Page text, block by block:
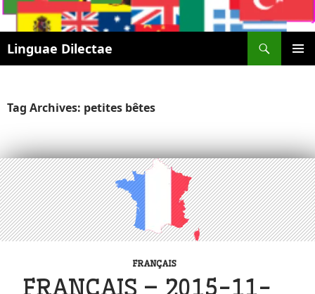
Linguae Dilectae
SKIP
Tag Archives: petites bêtes
FRANÇAIS
FRANÇAIS – 2015-11-